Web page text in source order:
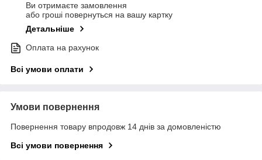
Ви отримаєте замовлення
або гроші повернуться на вашу картку
Детальніше
Оплата на рахунок
Всі умови оплати
Умови повернення
Повернення товару впродовж 14 днів за домовленістю
Всі умови повернення